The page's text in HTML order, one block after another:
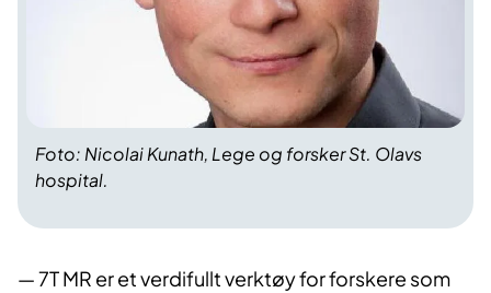
Foto: Nicolai Kunath, Lege og forsker St. Olavs
hospital.
— 7T MR er et verdifullt verktøy for forskere som